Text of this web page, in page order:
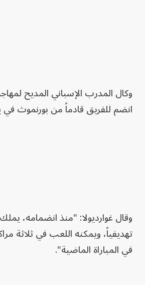
وكال المدرب الإسباني المديح
انضم للفريق قادماً من بورنموث في
وقال غوارديولا: "منذ انضمامه،
تهديفياً، ويمكنه اللعب في ثلاثة
في المباراة الماضية".